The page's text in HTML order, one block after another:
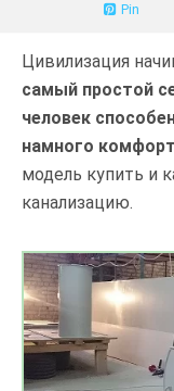
Pin
Цивилизация
самый простой
человек
намного
модель купить и
канализацию.